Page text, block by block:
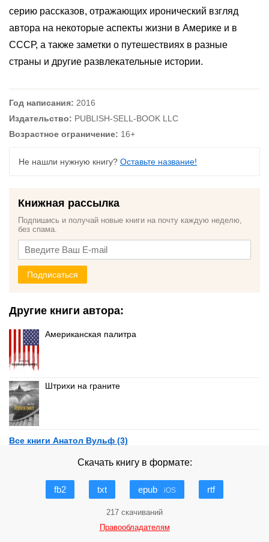
серию рассказов, отражающих иронический взгляд
автора на некоторые аспекты жизни в Америке и в
СССР, а также заметки о путешествиях в разные
страны и другие развлекательные истории.
Год написания: 2016
Издательство: PUBLISH-SELL-BOOK LLC
Возрастное ограничение: 16+
Не нашли нужную книгу? Оставьте название!
Книжная рассылка
Подпишись и получай новые книги на почту каждую неделю,
без спама.
Подписаться
Другие книги автора:
Американская палитра
Штрихи на граните
Все книги Анатол Вульф (3)
Скачать книгу в формате:
fb2 txt epub iOS rtf
217 скачиваний
Правообладателям